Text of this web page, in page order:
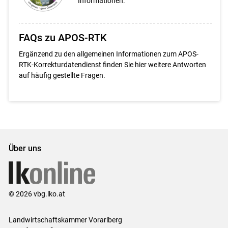
FAQs zu APOS-RTK
Ergänzend zu den allgemeinen Informationen zum APOS-
RTK-Korrekturdatendienst finden Sie hier weitere Antworten
auf häufig gestellte Fragen.
Über uns
© 2026 vbg.lko.at
Landwirtschaftskammer Vorarlberg